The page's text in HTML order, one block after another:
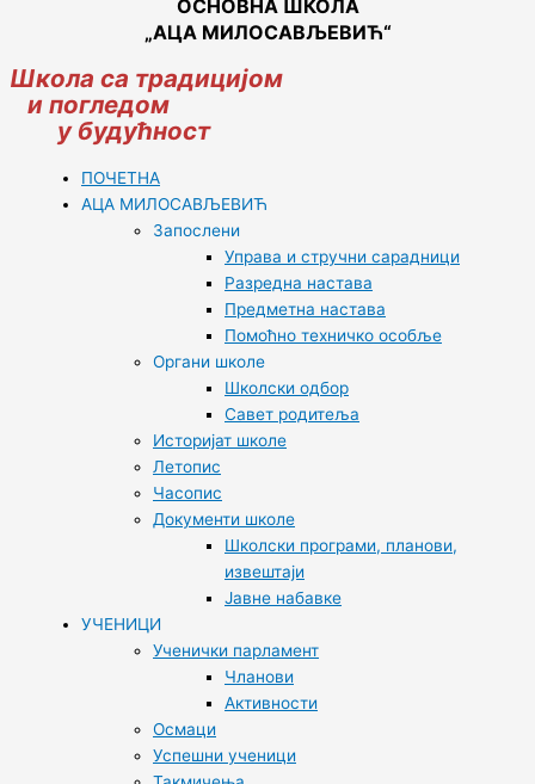
ОСНОВНА ШКОЛА
„АЦА МИЛОСАВЉЕВИЋ“
Школа са традицијом
и погледом
у будућност
ПОЧЕТНА
АЦА МИЛОСАВЉЕВИЋ
Запослени
Управа и стручни сарадници
Разредна настава
Предметна настава
Помоћно техничко особље
Органи школе
Школски одбор
Савет родитеља
Историјат школе
Летопис
Часопис
Документи школе
Школски програми, планови,
извештаји
Јавне набавке
УЧЕНИЦИ
Ученички парламент
Чланови
Активности
Осмаци
Успешни ученици